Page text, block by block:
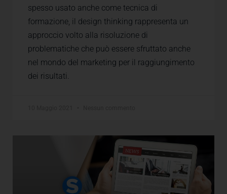
spesso usato anche come tecnica di
formazione, il design thinking rappresenta un
approccio volto alla risoluzione di
problematiche che può essere sfruttato anche
nel mondo del marketing per il raggiungimento
dei risultati.